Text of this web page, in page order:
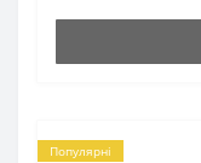
Популярні